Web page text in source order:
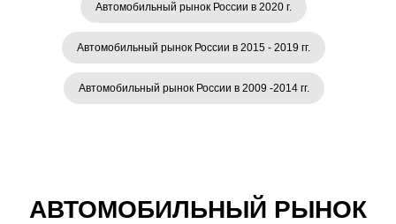
Автомобильный рынок России в 2020 г.
Автомобильный рынок России в 2015 - 2019 гг.
Автомобильный рынок России в 2009 -2014 гг.
АВТОМОБИЛЬНЫЙ РЫНОК